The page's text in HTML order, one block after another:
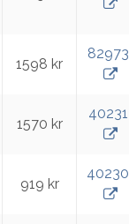
1598 kr
82973
1570 kr
40231
919 kr
40230